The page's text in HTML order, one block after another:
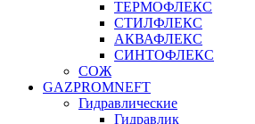
ТЕРМОФЛЕКС
СТИЛФЛЕКС
АКВАФЛЕКС
СИНТОФЛЕКС
СОЖ
GAZPROMNEFT
Гидравлические
Гидравлик